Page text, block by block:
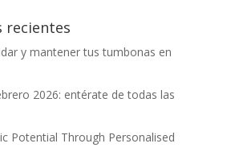
recientes
y mantener tus tumbonas en
2026: entérate de todas las
Potential Through Personalised